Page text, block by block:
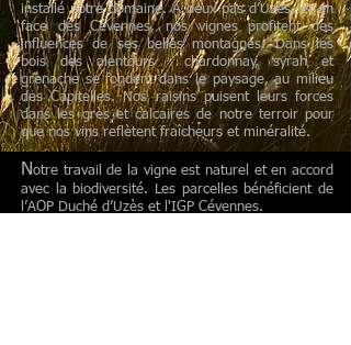
installé notre domaine. À deux pas d’Uzès, et en
face des Cévennes, nos vignes profitent des
influences de ses belles montagnes. Dans les
bois des alentours chardonnay, syrah et
grenache se fondent dans le paysage, au milieu
des Capitelles. Nos raisins puisent leurs forces
dans les grès et calcaires de notre terroir pour
que nos vins reflètent fraîcheurs et minéralité.
Notre travail de la vigne est naturel et en accord
avec la biodiversité. Les parcelles bénéficient de
l’AOP Duché d’Uzès et l'IGP Cévennes.